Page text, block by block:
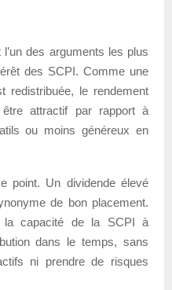
des arguments les plus
des SCPI. Comme une
redistribuée, le rendement
attractif par rapport à
ou moins généreux en
point. Un dividende élevé
de bon placement.
la capacité de la SCPI à
dans le temps, sans
ni prendre de risques